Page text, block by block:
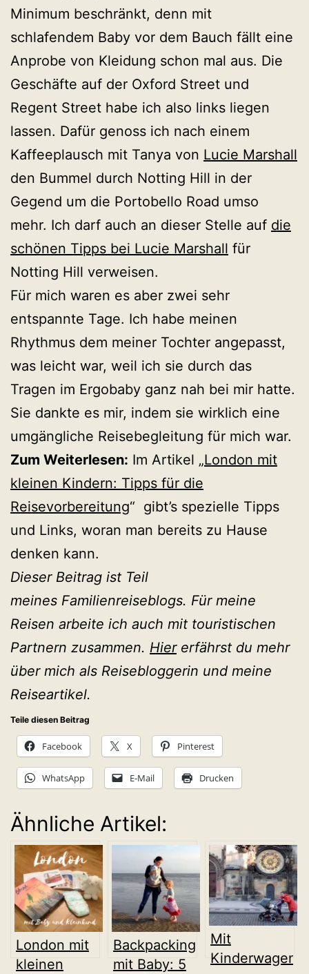
Minimum beschränkt, denn mit
schlafendem Baby vor dem Bauch fällt eine
Anprobe von Kleidung schon mal aus. Die
Geschäfte auf der Oxford Street und
Regent Street habe ich also links liegen
lassen. Dafür genoss ich nach einem
Kaffeeplausch mit Tanya von Lucie Marshall
den Bummel durch Notting Hill in der
Gegend um die Portobello Road umso
mehr. Ich darf auch an dieser Stelle auf die
schönen Tipps bei Lucie Marshall für
Notting Hill verweisen.
Für mich waren es aber zwei sehr
entspannte Tage. Ich habe meinen
Rhythmus dem meiner Tochter angepasst,
was leicht war, weil ich sie durch das
Tragen im Ergobaby ganz nah bei mir hatte.
Sie dankte es mir, indem sie wirklich eine
umgängliche Reisebegleitung für mich war.
Zum Weiterlesen: Im Artikel „London mit
kleinen Kindern: Tipps für die
Reisevorbereitung“ gibt’s spezielle Tipps
und Links, woran man bereits zu Hause
denken kann.
Dieser Beitrag ist Teil
meines Familienreiseblogs. Für meine
Reisen arbeite ich auch mit touristischen
Partnern zusammen. Hiererfährst du mehr
über mich als Reisebloggerin und meine
Reiseartikel.
Teile diesen Beitrag
Facebook X Pinterest
WhatsApp E-Mail Drucken
Ähnliche Artikel:
London mit
kleinen
Backpacking
mit Baby: 5
Mit
Kinderwagen